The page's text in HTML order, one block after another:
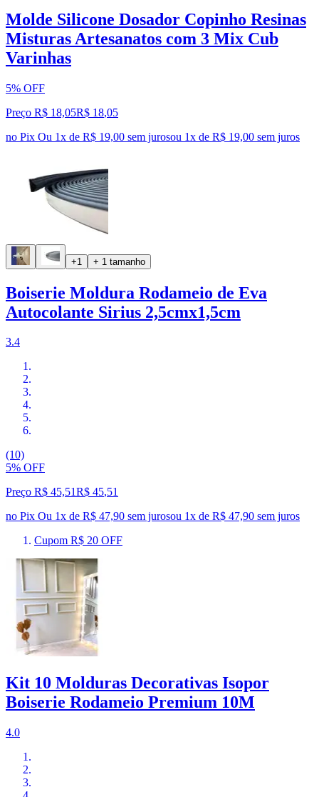
Molde Silicone Dosador Copinho Resinas
Misturas Artesanatos com 3 Mix Cub
Varinhas
5% OFF
Preço R$ 18,05R$ 18,05
no Pix Ou 1x de R$ 19,00 sem jurosou 1x de R$ 19,00 sem juros
+1 + 1 tamanho
Boiserie Moldura Rodameio de Eva
Autocolante Sirius 2,5cmx1,5cm
3.4
(10)
5% OFF
Preço R$ 45,51R$ 45,51
no Pix Ou 1x de R$ 47,90 sem jurosou 1x de R$ 47,90 sem juros
Cupom R$ 20 OFF
Kit 10 Molduras Decorativas Isopor
Boiserie Rodameio Premium 10M
4.0